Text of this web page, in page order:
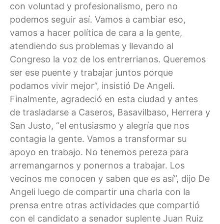
con voluntad y profesionalismo, pero no
podemos seguir así. Vamos a cambiar eso,
vamos a hacer política de cara a la gente,
atendiendo sus problemas y llevando al
Congreso la voz de los entrerrianos. Queremos
ser ese puente y trabajar juntos porque
podamos vivir mejor”, insistió De Angeli.
Finalmente, agradeció en esta ciudad y antes
de trasladarse a Caseros, Basavilbaso, Herrera y
San Justo, “el entusiasmo y alegría que nos
contagia la gente. Vamos a transformar su
apoyo en trabajo. No tenemos pereza para
arremangarnos y ponernos a trabajar. Los
vecinos me conocen y saben que es así”, dijo De
Angeli luego de compartir una charla con la
prensa entre otras actividades que compartió
con el candidato a senador suplente Juan Ruiz